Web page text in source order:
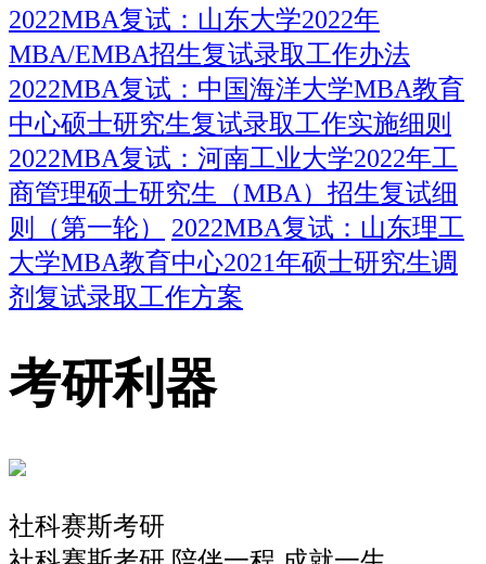
2022MBA复试：山东大学2022年
MBA/EMBA招生复试录取工作办法
2022MBA复试：中国海洋大学MBA教育
中心硕士研究生复试录取工作实施细则
2022MBA复试：河南工业大学2022年工
商管理硕士研究生（MBA）招生复试细
则（第一轮）
2022MBA复试：山东理工
大学MBA教育中心2021年硕士研究生调
剂复试录取工作方案
考研利器
社科赛斯考研